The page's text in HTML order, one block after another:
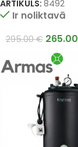
ARTIKULS: 8492
Ir noliktavā
295.00€ 265.00